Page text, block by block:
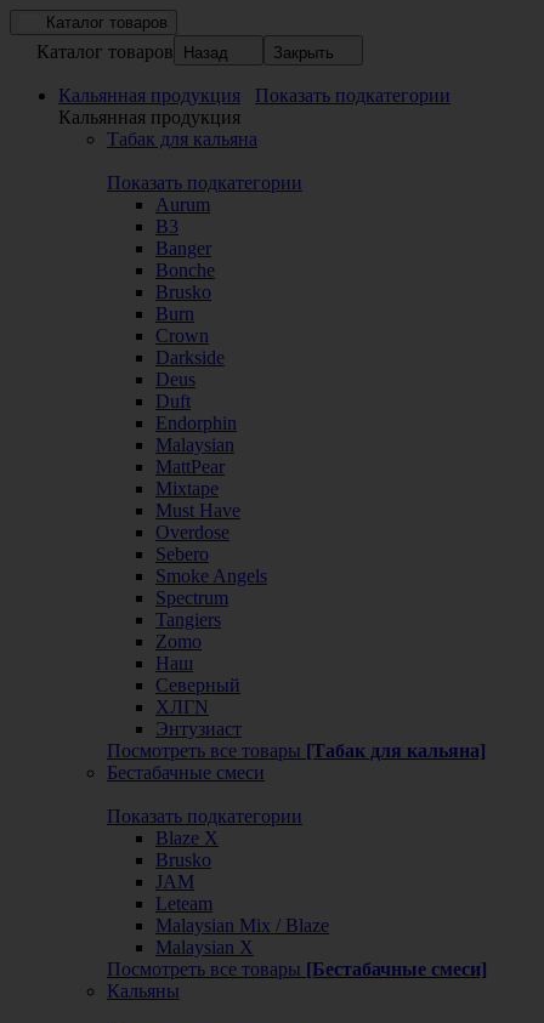
Каталог товаров
Каталог товаров Назад Закрыть
Кальянная продукция
Показать подкатегории
Кальянная продукция
Табак для кальяна
Показать подкатегории
Aurum
B3
Banger
Bonche
Brusko
Burn
Crown
Darkside
Deus
Duft
Endorphin
Malaysian
MattPear
Mixtape
Must Have
Overdose
Sebero
Smoke Angels
Spectrum
Tangiers
Zomo
Наш
Северный
ХЛГN
Энтузиаст
Посмотреть все товары [Табак для кальяна]
Бестабачные смеси
Показать подкатегории
Blaze X
Brusko
JAM
Leteam
Malaysian Mix / Blaze
Malaysian X
Посмотреть все товары [Бестабачные смеси]
Кальяны